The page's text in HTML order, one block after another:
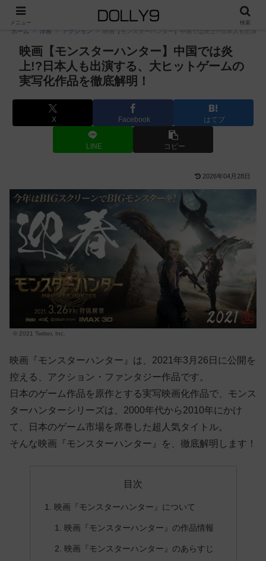
PR
ホーム 洋画 アクション 映画【モンスターハンター】中国では炎上!?日本人も出演
映画【モンスターハンター】中国では炎
上!?日本人も出演する、大ヒットゲームの
実写化作品を徹底解明！
X Facebook はてブ
LINE コピー
2026年04月28日
© 2021 Twitter, Inc.
映画『モンスターハンター』は、2021年3月26日に公開を
控える、アクション・ファンタジー作品です。
日本のゲーム作品を原作とする実写映画化作品で、モンス
ターハンターシリーズは、2000年代から2010年にかけ
て、日本のゲーム市場を席巻した超人気タイトル。
そんな映画『モンスターハンター』を、徹底解明します！
目次
映画『モンスターハンター』について
映画『モンスターハンター』の作品情報
映画『モンスターハンター』のあらすじ
メニュー 検索